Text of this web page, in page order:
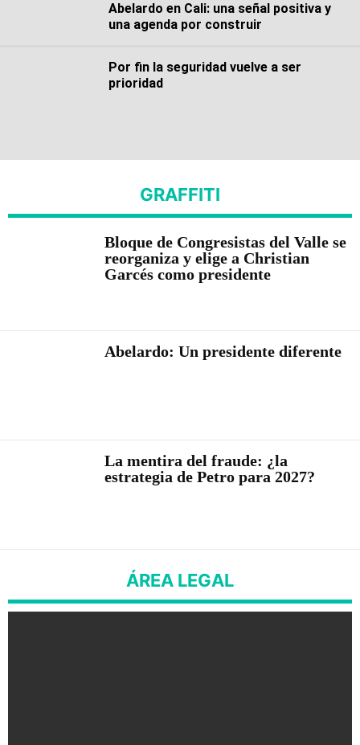
Abelardo en Cali: una señal positiva y
una agenda por construir
Por fin la seguridad vuelve a ser
prioridad
GRAFFITI
Bloque de Congresistas del Valle se
reorganiza y elige a Christian
Garcés como presidente
Abelardo: Un presidente diferente
La mentira del fraude: ¿la
estrategia de Petro para 2027?
ÁREA LEGAL